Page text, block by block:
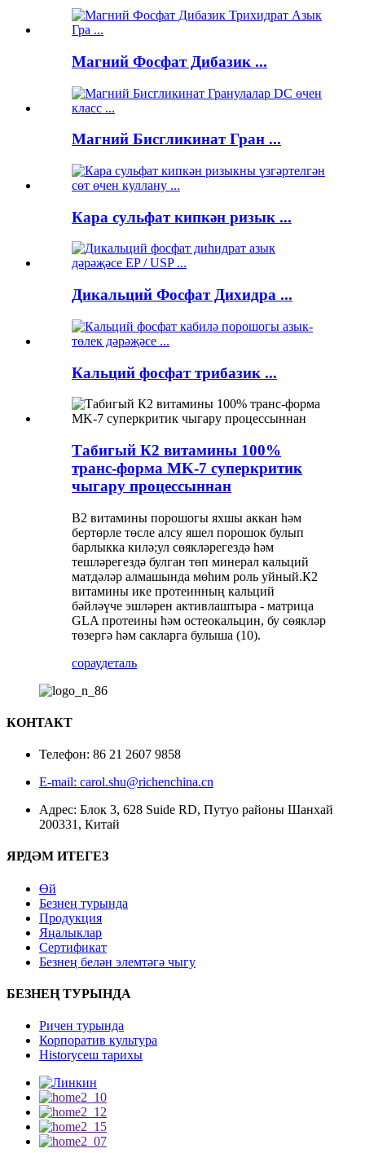
Магний Фосфат Дибазик ...
Магний Бисгликинат Гран ...
Кара сульфат кипкән ризык ...
Дикальций Фосфат Дихидра ...
Кальций фосфат трибазик ...
Табигый К2 витамины 100%
транс-форма MK-7 суперкритик
чыгару процессыннан
В2 витамины порошогы яхшы аккан һәм
бертөрле төсле алсу яшел порошок булып
барлыкка килә;ул сөякләрегездә һәм
тешләрегездә булган төп минерал кальций
матдәләр алмашында мөһим роль уйный.К2
витамины ике протеинның кальций
бәйләүче эшләрен активлаштыра - матрица
GLA протеины һәм остеокальцин, бу сөякләр
төзергә һәм сакларга булыша (10).
сораудеталь
КОНТАКТ
Телефон: 86 21 2607 9858
E-mail: carol.shu@richenchina.cn
Адрес: Блок 3, 628 Suide RD, Путуо районы Шанхай
200331, Китай
ЯРДӘМ ИТЕГЕЗ
Өй
Безнең турында
Продукция
Яңалыклар
Сертификат
Безнең белән элемтәгә чыгу
БЕЗНЕҢ ТУРЫНДА
Ричен турында
Корпоратив культура
Historyсеш тарихы